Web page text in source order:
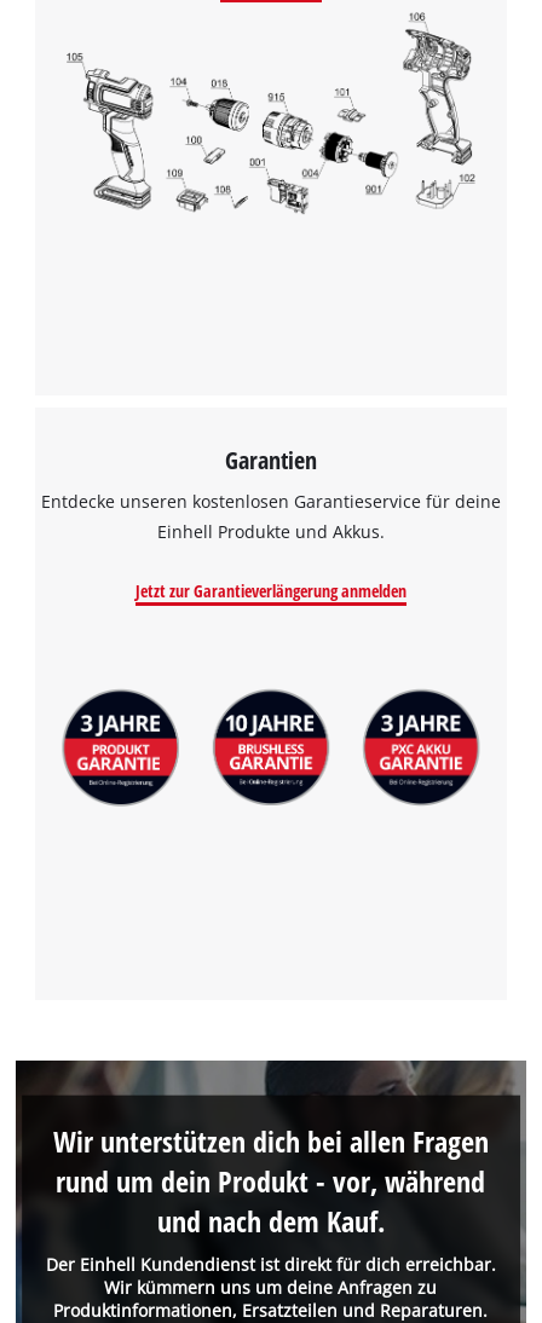
Garantien
Entdecke unseren kostenlosen Garantieservice für deine
Einhell Produkte und Akkus.
Jetzt zur Garantieverlängerung anmelden
Der Einhell Kundendienst ist direkt für dich erreichbar.
Wir kümmern uns um deine Anfragen zu
Produktinformationen, Ersatzteilen und Reparaturen.
Wir unterstützen dich bei allen Fragen
rund um dein Produkt - vor, während
und nach dem Kauf.